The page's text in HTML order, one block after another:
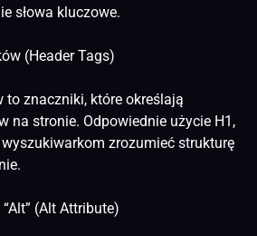
słowa kluczowe.
(Header Tags)
to znaczniki, które określają
na stronie. Odpowiednie użycie H1,
zrozumieć strukturę
(Alt Attribute)